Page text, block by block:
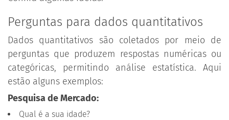
Perguntas para dados quantitativos
Dados quantitativos são coletados por meio de
perguntas que produzem respostas numéricas ou
categóricas, permitindo análise estatística. Aqui
estão alguns exemplos:
Pesquisa de Mercado:
Qual é a sua idade?